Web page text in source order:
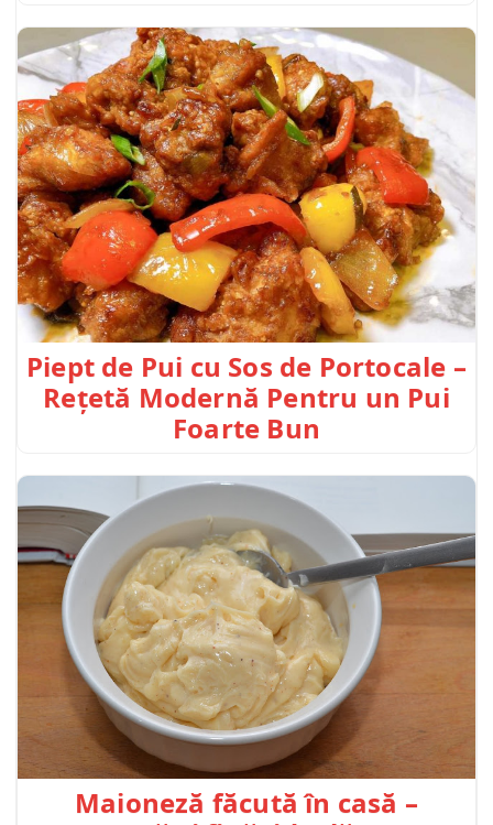
Piept de Pui cu Sos de Portocale –
Rețetă Modernă Pentru un Pui
Foarte Bun
Maioneză făcută în casă –